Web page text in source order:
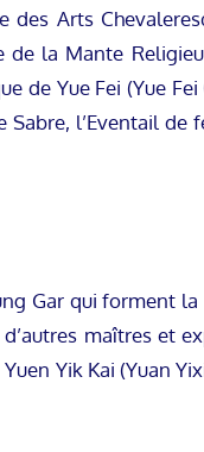
Arts
la Mante
de Yue Fei (Yue
l’Eventail de
Gar qui forment
maîtres et
Yik Kai (Yuan